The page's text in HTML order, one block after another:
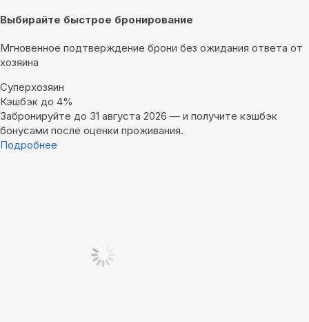
Выбирайте быстрое бронирование
Мгновенное подтверждение брони без ожидания ответа от
хозяина
Суперхозяин
Кэшбэк до 4%
Забронируйте до 31 августа 2026 — и получите кэшбэк
бонусами после оценки проживания.
Подробнее